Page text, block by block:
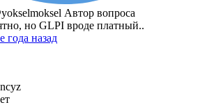
Автор вопроса
но GLPI вроде платный..
года назад